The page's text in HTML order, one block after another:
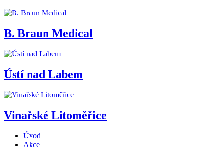
B. Braun Medical
Ústí nad Labem
Vinařské Litoměřice
Úvod
Akce